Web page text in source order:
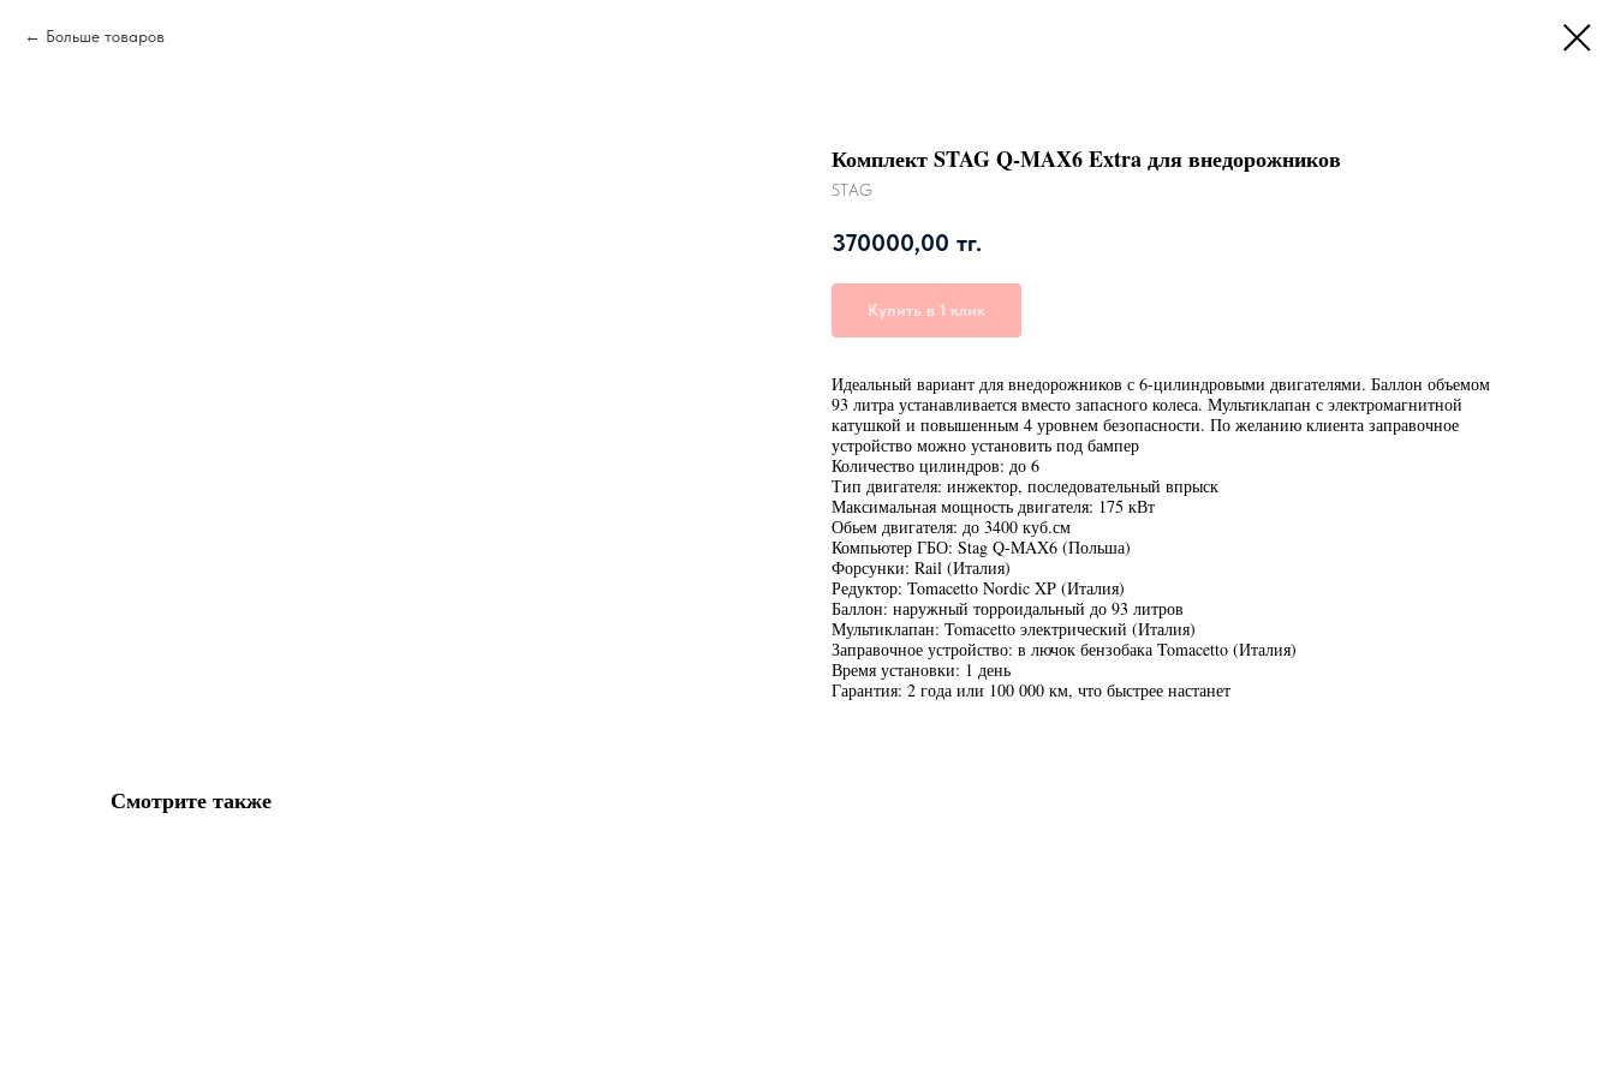
Больше товаров
Комплект STAG Q-MAX6 Extra для внедорожников
STAG
370000,00 тг.
Купить в 1 клик
Идеальный вариант для внедорожников с 6-цилиндровыми двигателями. Баллон объемом
93 литра устанавливается вместо запасного колеса. Мультиклапан с электромагнитной
катушкой и повышенным 4 уровнем безопасности. По желанию клиента заправочное
устройство можно установить под бампер
Количество цилиндров: до 6
Тип двигателя: инжектор, последовательный впрыск
Максимальная мощность двигателя: 175 кВт
Обьем двигателя: до 3400 куб.см
Компьютер ГБО: Stag Q-MAX6 (Польша)
Форсунки: Rail (Италия)
Редуктор: Tomacetto Nordic XP (Италия)
Баллон: наружный торроидальный до 93 литров
Мультиклапан: Tomacetto электрический (Италия)
Заправочное устройство: в лючок бензобака Tomacetto (Италия)
Время установки: 1 день
Гарантия: 2 года или 100 000 км, что быстрее настанет
Смотрите также